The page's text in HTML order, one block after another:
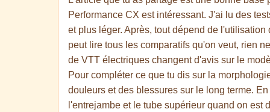
Performance CX est intéressant. J'ai lu des
et plus léger. Après, tout dépend de
peut lire tous les comparatifs qu'on veut, rien
de VTT électriques changent d'avis sur le
Pour compléter ce que tu dis sur la
douleurs et des blessures sur le long terme.
l'entrejambe et le tube supérieur quand on